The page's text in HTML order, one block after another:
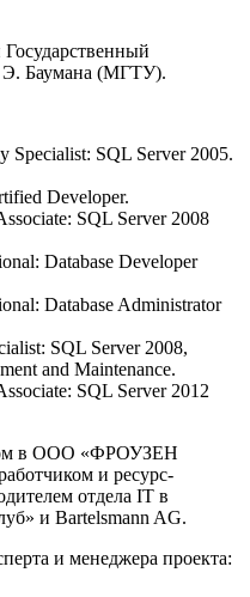
Э. Баумана (МГТУ).
Specialist: SQL Server 2005.
Developer.
SQL Server 2008
Database Developer
Database Administrator
SQL Server 2008,
and Maintenance.
SQL Server 2012
в ООО «ФРОУЗЕН
и ресурс-
отдела IT в
и Bartelsmann AG.
и менеджера проекта: